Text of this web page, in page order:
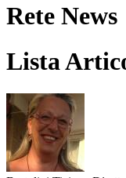
Rete News
Lista